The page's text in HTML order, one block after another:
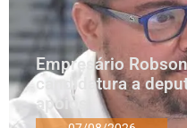
Empresário
candidatura a
apoios